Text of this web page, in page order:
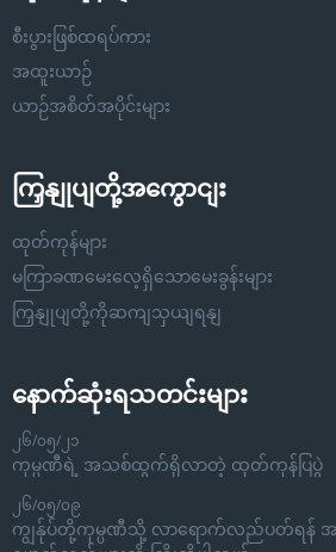
စီးပွားဖြစ်ထရပ်ကား
အထူးယာဉ်
ယာဉ်အစိတ်အပိုင်းများ
ကြှနျုပျတို့အကွောငျး
ထုတ်ကုန်များ
မကြာခဏမေးလေ့ရှိသောမေးခွန်းများ
ကြှနျုပျတို့ကိုဆကျသှယျရနျ
နောက်ဆုံးရသတင်းများ
၂၆/၀၅/၂၁
ကုမ္ပဏီရဲ့ အသစ်ထွက်ရှိလာတဲ့ ထုတ်ကုန်ပြပွဲ
၂၆/၀၅/၀၉
ကျွန်ုပ်တို့ကုမ္ပဏီသို့ လာရောက်လည်ပတ်ရန်